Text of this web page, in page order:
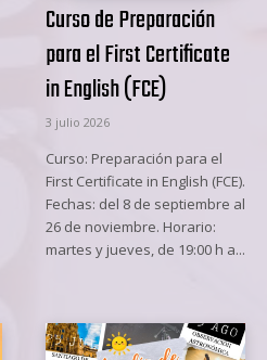
Curso de Preparación
para el First Certificate
in English (FCE)
3 julio 2026
Curso: Preparación para el
First Certificate in English (FCE).
Fechas: del 8 de septiembre al
26 de noviembre. Horario:
martes y jueves, de 19:00 h a...